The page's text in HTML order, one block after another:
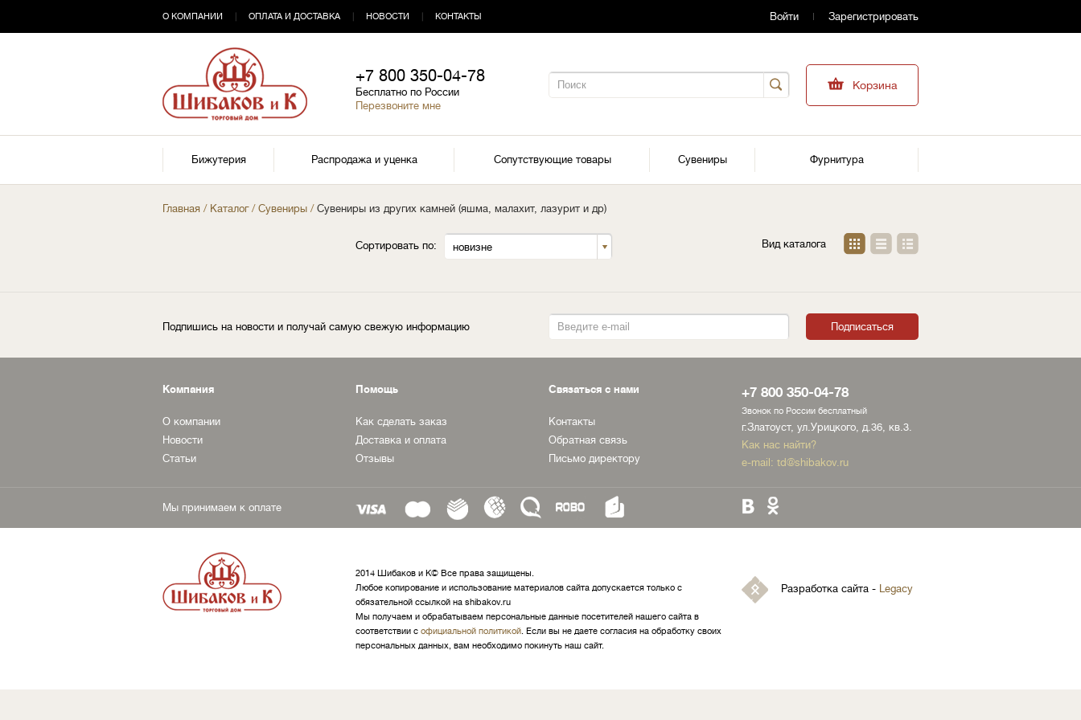
О КОМПАНИИ ОПЛАТА И ДОСТАВКА НОВОСТИ КОНТАКТЫ Войти Зарегистрировать
+7 800 350-04-78
Бесплатно по России
Перезвоните мне
Корзина
Бижутерия Распродажа и уценка Сопутствующие товары Сувениры Фурнитура
Главная / Каталог/ Сувениры / Сувениры из других камней (яшма, малахит, лазурит и др)
Сортировать по: новизне Вид каталога
Подпишись на новости и получай самую свежую информацию
Компания
О компании
Новости
Статьи
Помощь
Как сделать заказ
Доставка и оплата
Отзывы
Связаться с нами
Контакты
Обратная связь
Письмо директору
+7 800 350-04-78
Звонок по России бесплатный
г.Златоуст, ул.Урицкого, д.36, кв.3.
Как нас найти?
e-mail: td@shibakov.ru
Мы принимаем к оплате
2014 Шибаков и К© Все права защищены.
Любое копирование и использование материалов сайта допускается только с
обязательной ссылкой на shibakov.ru
Мы получаем и обрабатываем персональные данные посетителей нашего сайта в
соответствии с официальной политикой. Если вы не даете согласия на обработку своих
персональных данных, вам необходимо покинуть наш сайт.
Разработка сайта - Legacy